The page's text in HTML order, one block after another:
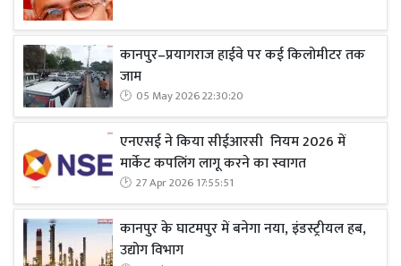
कानपुर–प्रयागराज हाईवे पर कई किलोमीटर तक
जाम
05 May 2026 22:30:20
एनएसई ने किया सीईआरसी नियम 2026 में
मार्केट कपलिंग लागू करने का स्वागत
27 Apr 2026 17:55:51
कानपुर के घाटमपुर में बनेगा नया, इंडस्ट्रीयल हब,
उद्योग विभाग